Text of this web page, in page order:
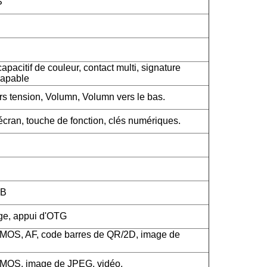
de couleur, contact multi, signature
tension, Volumn, Volumn vers le bas.
touche de fonction, clés numériques.
appui d'OTG
AF, code barres de QR/2D, image de
image de JPEG, vidéo.